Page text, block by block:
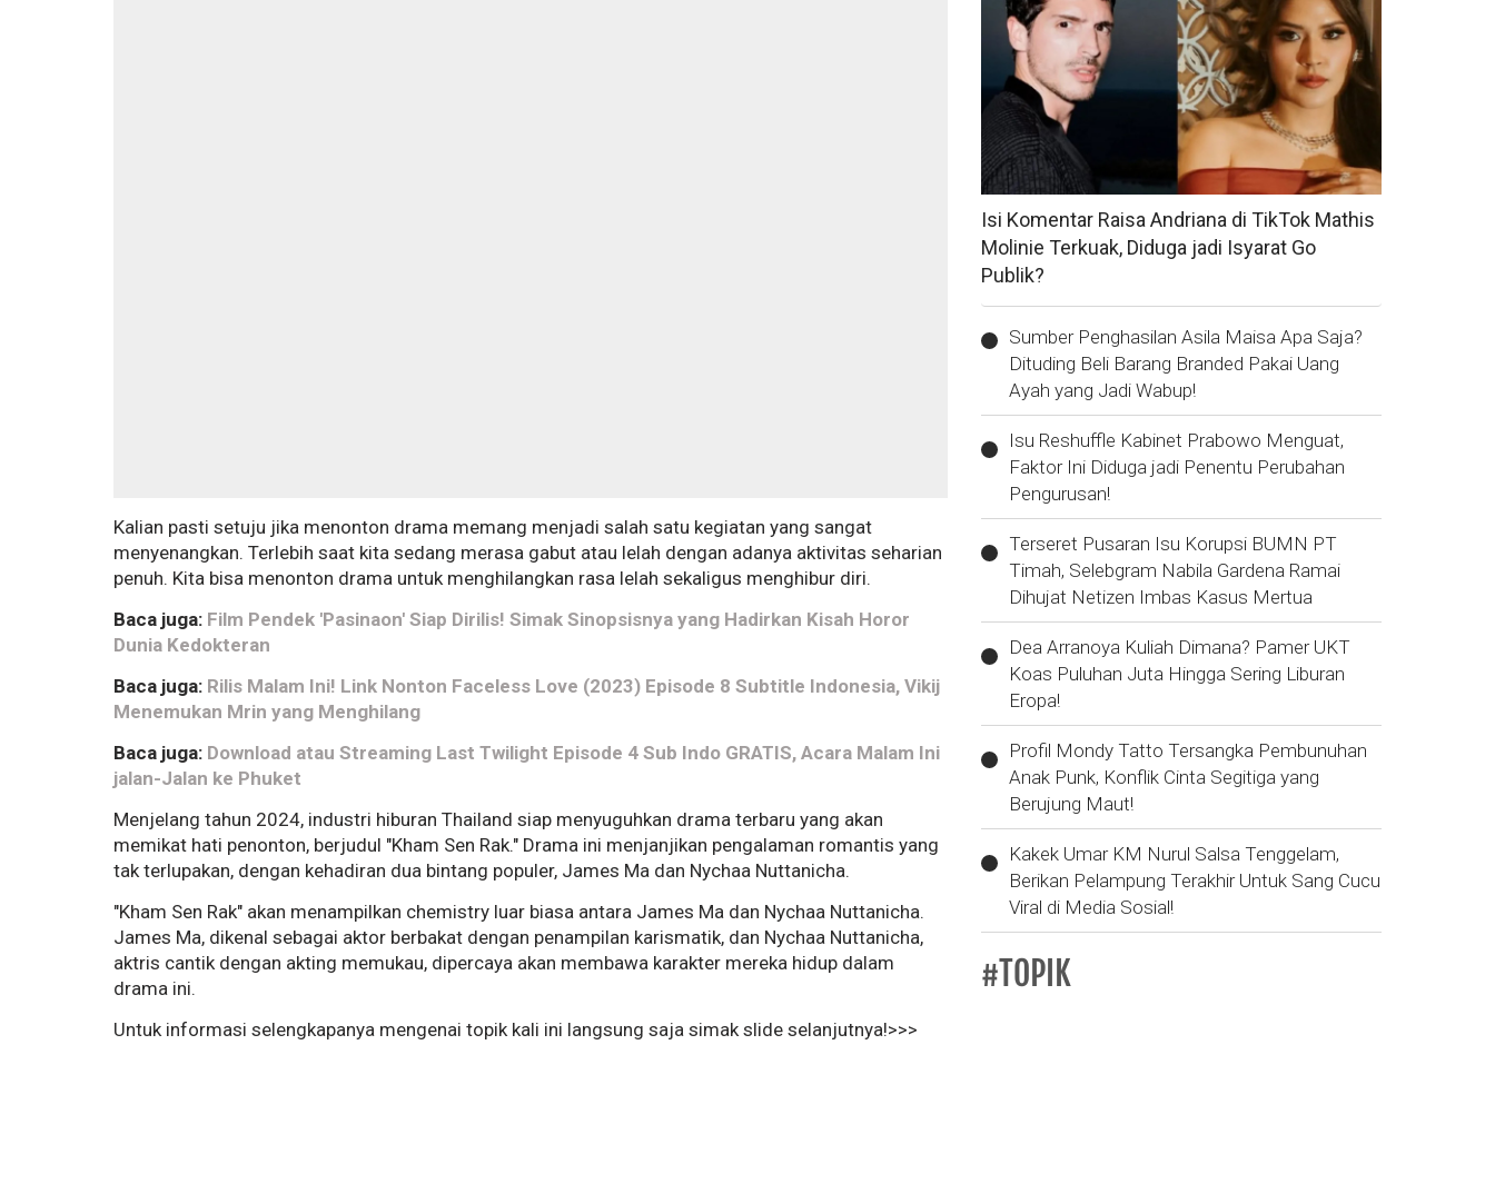
Kalian pasti setuju jika menonton drama memang menjadi salah satu kegiatan yang sangat
menyenangkan. Terlebih saat kita sedang merasa gabut atau lelah dengan adanya aktivitas seharian
penuh. Kita bisa menonton drama untuk menghilangkan rasa lelah sekaligus menghibur diri.
Baca juga: Film Pendek 'Pasinaon' Siap Dirilis! Simak Sinopsisnya yang Hadirkan Kisah Horor
Dunia Kedokteran
Baca juga: Rilis Malam Ini! Link Nonton Faceless Love (2023) Episode 8 Subtitle Indonesia, Vikij
Menemukan Mrin yang Menghilang
Baca juga: Download atau Streaming Last Twilight Episode 4 Sub Indo GRATIS, Acara Malam Ini
jalan-Jalan ke Phuket
Menjelang tahun 2024, industri hiburan Thailand siap menyuguhkan drama terbaru yang akan
memikat hati penonton, berjudul "Kham Sen Rak." Drama ini menjanjikan pengalaman romantis yang
tak terlupakan, dengan kehadiran dua bintang populer, James Ma dan Nychaa Nuttanicha.
"Kham Sen Rak" akan menampilkan chemistry luar biasa antara James Ma dan Nychaa Nuttanicha.
James Ma, dikenal sebagai aktor berbakat dengan penampilan karismatik, dan Nychaa Nuttanicha,
aktris cantik dengan akting memukau, dipercaya akan membawa karakter mereka hidup dalam
drama ini.
Untuk informasi selengkapanya mengenai topik kali ini langsung saja simak slide selanjutnya!>>>
Isi Komentar Raisa Andriana di TikTok Mathis
Molinie Terkuak, Diduga jadi Isyarat Go
Publik?
Sumber Penghasilan Asila Maisa Apa Saja?
Dituding Beli Barang Branded Pakai Uang
Ayah yang Jadi Wabup!
Isu Reshuffle Kabinet Prabowo Menguat,
Faktor Ini Diduga jadi Penentu Perubahan
Pengurusan!
Terseret Pusaran Isu Korupsi BUMN PT
Timah, Selebgram Nabila Gardena Ramai
Dihujat Netizen Imbas Kasus Mertua
Dea Arranoya Kuliah Dimana? Pamer UKT
Koas Puluhan Juta Hingga Sering Liburan
Eropa!
Profil Mondy Tatto Tersangka Pembunuhan
Anak Punk, Konflik Cinta Segitiga yang
Berujung Maut!
Kakek Umar KM Nurul Salsa Tenggelam,
Berikan Pelampung Terakhir Untuk Sang Cucu
Viral di Media Sosial!
#TOPIK